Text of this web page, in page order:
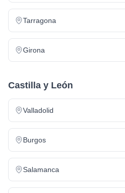
Tarragona
Girona
Castilla y León
Valladolid
Burgos
Salamanca